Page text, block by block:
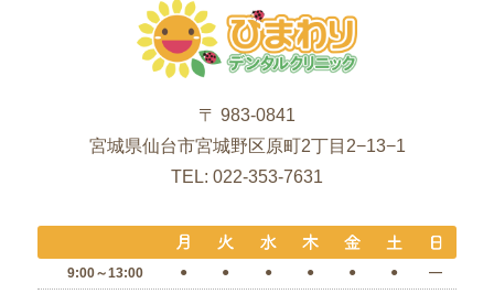
〒 983-0841
宮城県仙台市宮城野区原町2丁目2−13−1
TEL: 022-353-7631
9:00～13:00 ● ● ● ● ● ● ―